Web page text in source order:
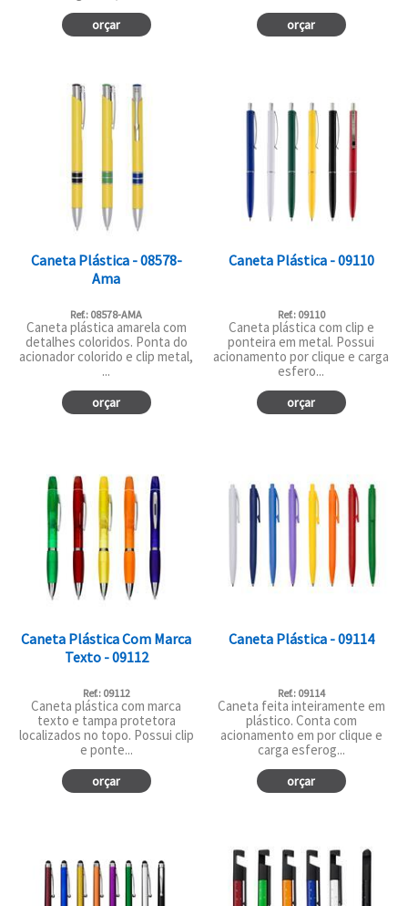
orçar orçar
Caneta Plástica - 08578-
Ama
Ref.: 08578-AMA
Caneta plástica amarela com
detalhes coloridos. Ponta do
acionador colorido e clip metal,
...
orçar
Caneta Plástica - 09110
Ref.: 09110
Caneta plástica com clip e
ponteira em metal. Possui
acionamento por clique e carga
esfero...
orçar
Caneta Plástica Com Marca
Texto - 09112
Ref.: 09112
Caneta plástica com marca
texto e tampa protetora
localizados no topo. Possui clip
e ponte...
orçar
Caneta Plástica - 09114
Ref.: 09114
Caneta feita inteiramente em
plástico. Conta com
acionamento em por clique e
carga esferog...
orçar